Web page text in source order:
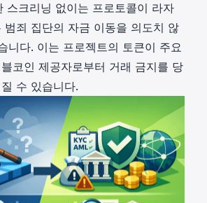
스크리닝 없이는 프로토콜이 라자
범죄 집단의 자금 이동을 의도치 않
니다. 이는 프로젝트의 토큰이 주요
코인 제공자로부터 거래 금지를 당
수 있습니다.